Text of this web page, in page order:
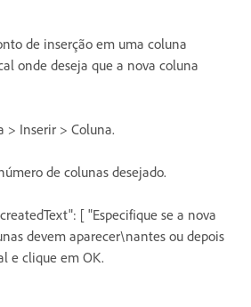
de inserção em uma coluna
onde deseja que a nova coluna
> Inserir > Coluna.
de colunas desejado.
[ "Especifique se a nova
devem aparecer\nantes ou depois
e clique em OK.